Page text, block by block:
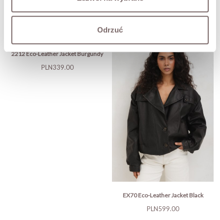
Odrzuć
2212 Eco-Leather Jacket Burgundy
Price
PLN339.00
EX70 Eco-Leather Jacket Black
Price
PLN599.00